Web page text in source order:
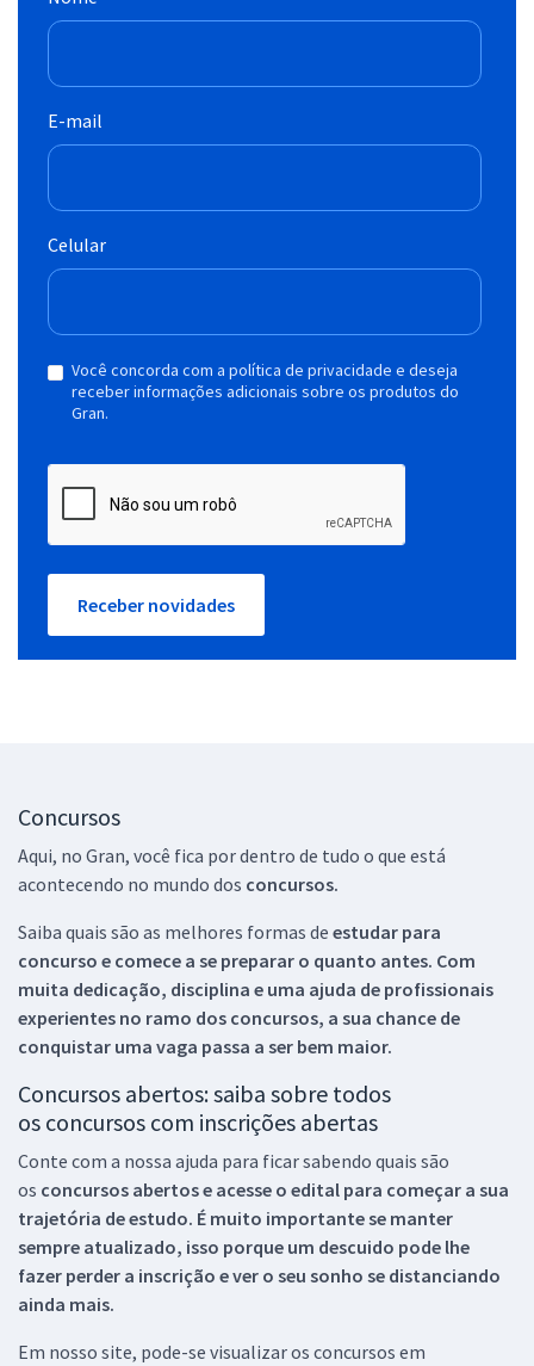
E-mail
Celular
Você concorda com a política de privacidade e deseja
receber informações adicionais sobre os produtos do
Gran.
Receber novidades
Concursos
Aqui, no Gran, você fica por dentro de tudo o que está
acontecendo no mundo dos concursos.
Saiba quais são as melhores formas de estudar para
concurso e comece a se preparar o quanto antes. Com
muita dedicação, disciplina e uma ajuda de profissionais
experientes no ramo dos concursos, a sua chance de
conquistar uma vaga passa a ser bem maior.
Concursos abertos: saiba sobre todos
os concursos com inscrições abertas
Conte com a nossa ajuda para ficar sabendo quais são
os concursos abertos e acesse o edital para começar a sua
trajetória de estudo. É muito importante se manter
sempre atualizado, isso porque um descuido pode lhe
fazer perder a inscrição e ver o seu sonho se distanciando
ainda mais.
Em nosso site, pode-se visualizar os concursos em